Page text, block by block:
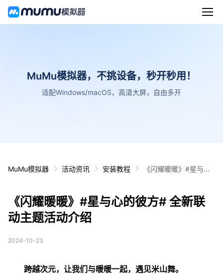
MuMu模拟器，不挑设备，秒开秒用！
适配Windows/macOS，高清大屏，自由多开
MuMu模拟器 活动资讯 安装教程
《闪耀暖暖》#星与心
《闪耀暖暖》#星与心的彼方# 全新联
动主题活动介绍
2024-10-23
跨越次元，让我们与暖暖一起，遇见米山舞。